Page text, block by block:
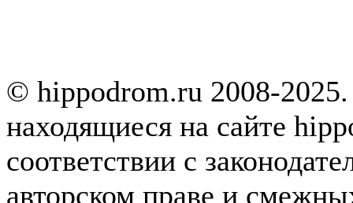
© hippodrom.ru 2008-
находящиеся на сайте
соответствии с
авторском праве и